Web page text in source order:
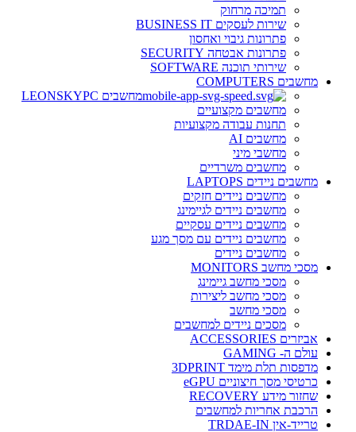
תמיכה מרחוק
שירות לעסקים BUSINESS IT
פתרונות גיבוי ואחסון
פתרונות אבטחה SECURITY
שירותי תוכנה SOFTWARE
מחשבים COMPUTERS
מחשבים LEONSKYPC
מחשבים מקצועיים
תחנות עבודה מקצועיות
מחשבים AI
מחשבי מיני
מחשבים משרדיים
מחשבים ניידים LAPTOPS
מחשבים ניידים חזקים
מחשבים ניידים לגיימינג
מחשבים ניידים עסקיים
מחשבים ניידים עם מסך מגע
מחשבים ניידים
מסכי מחשב MONITORS
מסכי מחשב גיימינג
מסכי מחשב ליצירות
מסכי מחשב
מסכים ניידים למחשבים
אביזרים ACCESSORIES
עולם ה- GAMING
מדפסות תלת מימד 3DPRINT
כרטיסי מסך חיצוניים eGPU
שחזור מידע RECOVERY
הרכבת אחריות למחשבים
טרייד-אין TRDAE-IN